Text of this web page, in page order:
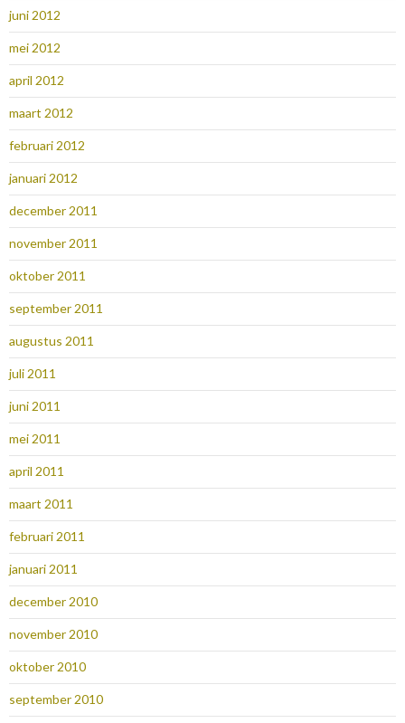
juni 2012
mei 2012
april 2012
maart 2012
februari 2012
januari 2012
december 2011
november 2011
oktober 2011
september 2011
augustus 2011
juli 2011
juni 2011
mei 2011
april 2011
maart 2011
februari 2011
januari 2011
december 2010
november 2010
oktober 2010
september 2010